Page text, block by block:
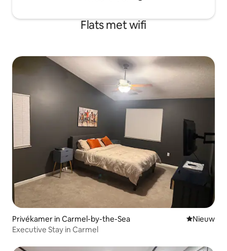
Flats met wifi
Privékamer in Carmel-by-the-Sea Nieuwe
Nieuw
Executive Stay in Carmel